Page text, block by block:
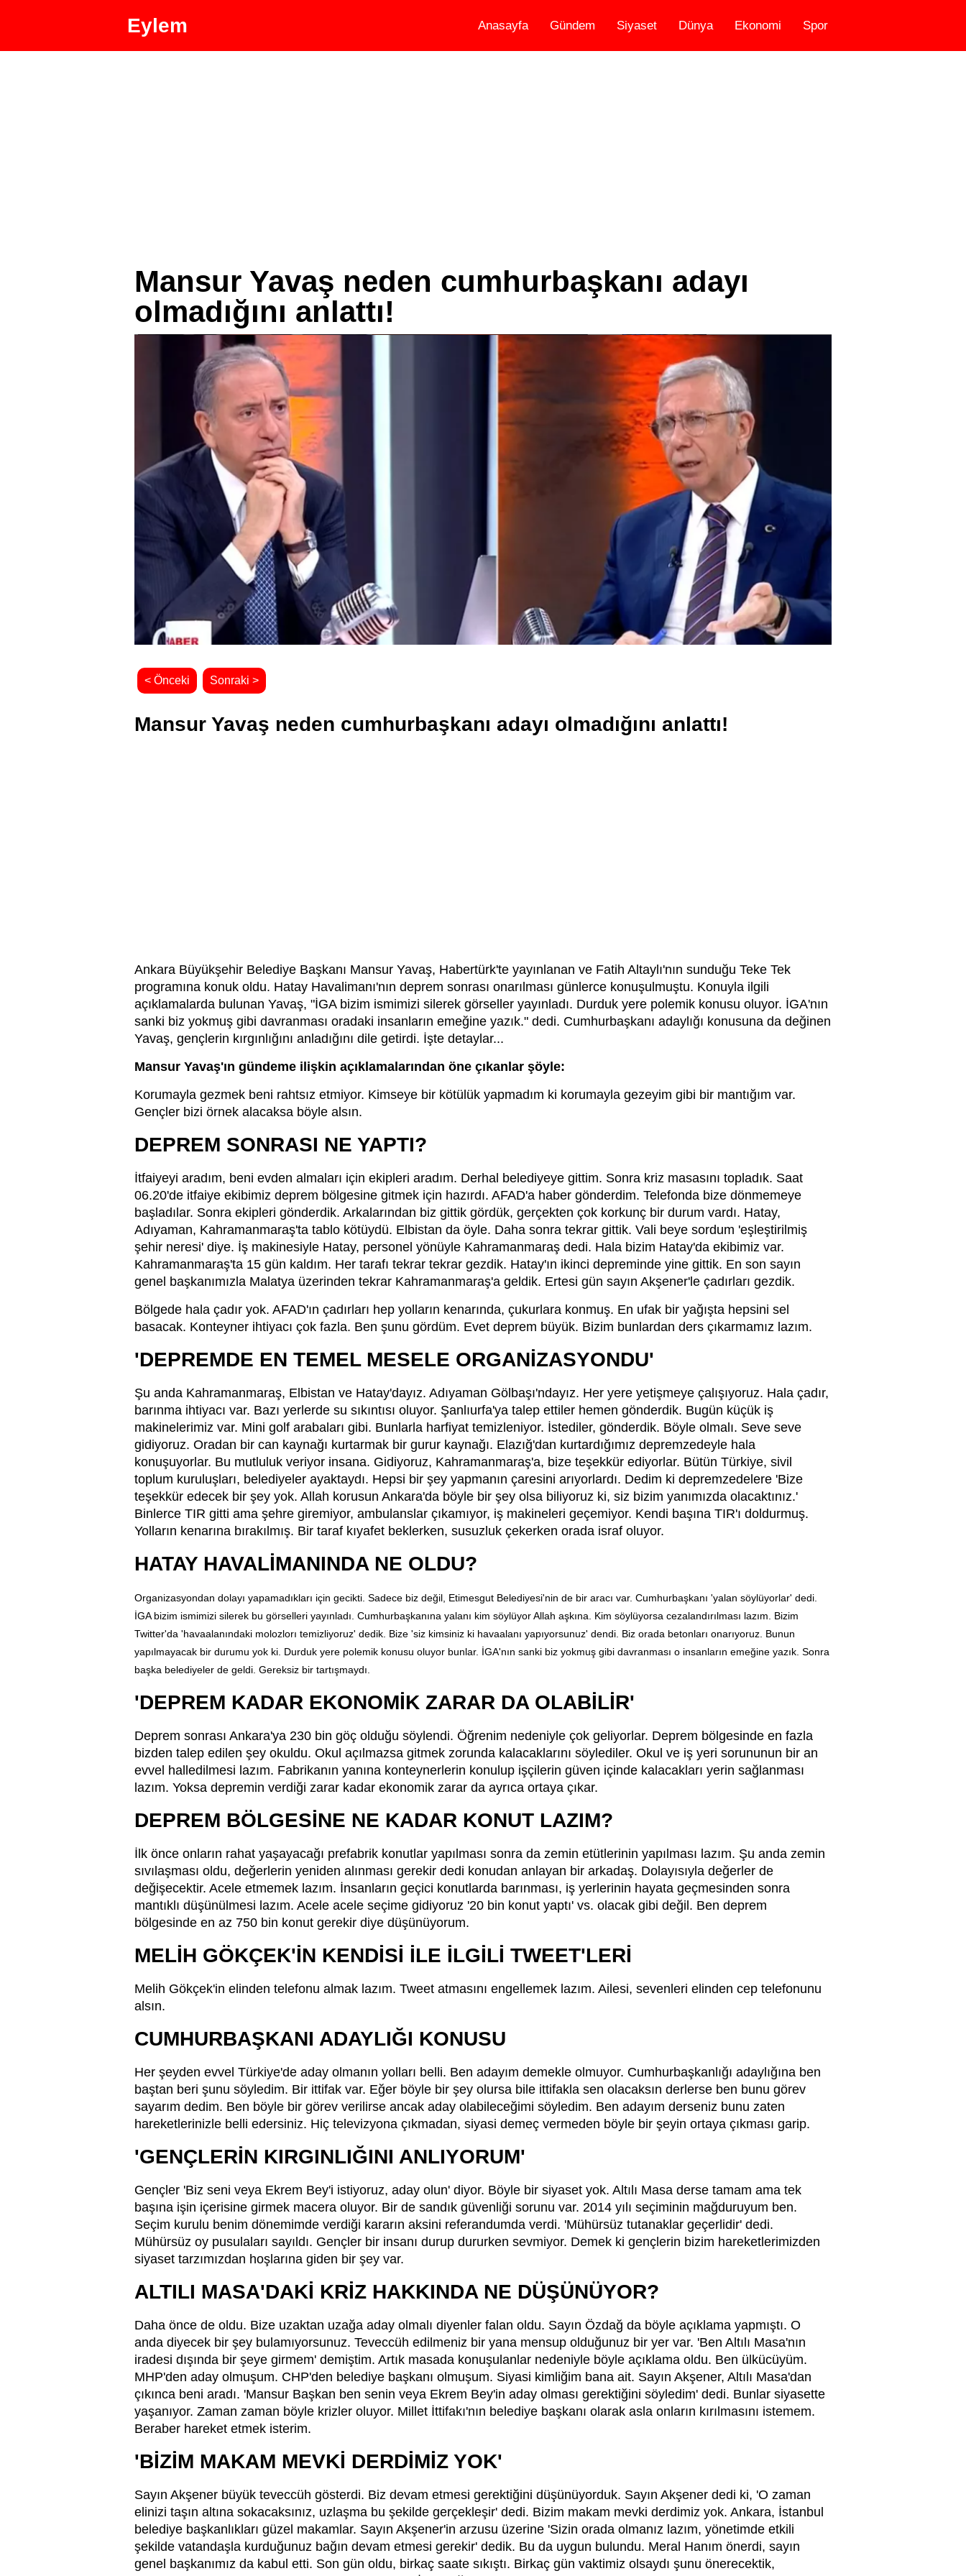
Eylem Anasayfa Gündem Siyaset Dünya Ekonomi Spor
Mansur Yavaş neden cumhurbaşkanı adayı
olmadığını anlattı!
< Önceki Sonraki >
Mansur Yavaş neden cumhurbaşkanı adayı olmadığını anlattı!
Ankara Büyükşehir Belediye Başkanı Mansur Yavaş, Habertürk'te yayınlanan ve Fatih Altaylı'nın sunduğu Teke Tek
programına konuk oldu. Hatay Havalimanı'nın deprem sonrası onarılması günlerce konuşulmuştu. Konuyla ilgili
açıklamalarda bulunan Yavaş, "İGA bizim ismimizi silerek görseller yayınladı. Durduk yere polemik konusu oluyor. İGA'nın
sanki biz yokmuş gibi davranması oradaki insanların emeğine yazık." dedi. Cumhurbaşkanı adaylığı konusuna da değinen
Yavaş, gençlerin kırgınlığını anladığını dile getirdi. İşte detaylar...
Mansur Yavaş'ın gündeme ilişkin açıklamalarından öne çıkanlar şöyle:
Korumayla gezmek beni rahtsız etmiyor. Kimseye bir kötülük yapmadım ki korumayla gezeyim gibi bir mantığım var.
Gençler bizi örnek alacaksa böyle alsın.
DEPREM SONRASI NE YAPTI?
İtfaiyeyi aradım, beni evden almaları için ekipleri aradım. Derhal belediyeye gittim. Sonra kriz masasını topladık. Saat
06.20'de itfaiye ekibimiz deprem bölgesine gitmek için hazırdı. AFAD'a haber gönderdim. Telefonda bize dönmemeye
başladılar. Sonra ekipleri gönderdik. Arkalarından biz gittik gördük, gerçekten çok korkunç bir durum vardı. Hatay,
Adıyaman, Kahramanmaraş'ta tablo kötüydü. Elbistan da öyle. Daha sonra tekrar gittik. Vali beye sordum 'eşleştirilmiş
şehir neresi' diye. İş makinesiyle Hatay, personel yönüyle Kahramanmaraş dedi. Hala bizim Hatay'da ekibimiz var.
Kahramanmaraş'ta 15 gün kaldım. Her tarafı tekrar tekrar gezdik. Hatay'ın ikinci depreminde yine gittik. En son sayın
genel başkanımızla Malatya üzerinden tekrar Kahramanmaraş'a geldik. Ertesi gün sayın Akşener'le çadırları gezdik.
Bölgede hala çadır yok. AFAD'ın çadırları hep yolların kenarında, çukurlara konmuş. En ufak bir yağışta hepsini sel
basacak. Konteyner ihtiyacı çok fazla. Ben şunu gördüm. Evet deprem büyük. Bizim bunlardan ders çıkarmamız lazım.
'DEPREMDE EN TEMEL MESELE ORGANİZASYONDU'
Şu anda Kahramanmaraş, Elbistan ve Hatay'dayız. Adıyaman Gölbaşı'ndayız. Her yere yetişmeye çalışıyoruz. Hala çadır,
barınma ihtiyacı var. Bazı yerlerde su sıkıntısı oluyor. Şanlıurfa'ya talep ettiler hemen gönderdik. Bugün küçük iş
makinelerimiz var. Mini golf arabaları gibi. Bunlarla harfiyat temizleniyor. İstediler, gönderdik. Böyle olmalı. Seve seve
gidiyoruz. Oradan bir can kaynağı kurtarmak bir gurur kaynağı. Elazığ'dan kurtardığımız depremzedeyle hala
konuşuyorlar. Bu mutluluk veriyor insana. Gidiyoruz, Kahramanmaraş'a, bize teşekkür ediyorlar. Bütün Türkiye, sivil
toplum kuruluşları, belediyeler ayaktaydı. Hepsi bir şey yapmanın çaresini arıyorlardı. Dedim ki depremzedelere 'Bize
teşekkür edecek bir şey yok. Allah korusun Ankara'da böyle bir şey olsa biliyoruz ki, siz bizim yanımızda olacaktınız.'
Binlerce TIR gitti ama şehre giremiyor, ambulanslar çıkamıyor, iş makineleri geçemiyor. Kendi başına TIR'ı doldurmuş.
Yolların kenarına bırakılmış. Bir taraf kıyafet beklerken, susuzluk çekerken orada israf oluyor.
HATAY HAVALİMANINDA NE OLDU?
Organizasyondan dolayı yapamadıkları için gecikti. Sadece biz değil, Etimesgut Belediyesi'nin de bir aracı var. Cumhurbaşkanı 'yalan söylüyorlar' dedi.
İGA bizim ismimizi silerek bu görselleri yayınladı. Cumhurbaşkanına yalanı kim söylüyor Allah aşkına. Kim söylüyorsa cezalandırılması lazım. Bizim
Twitter'da 'havaalanındaki molozlorı temizliyoruz' dedik. Bize 'siz kimsiniz ki havaalanı yapıyorsunuz' dendi. Biz orada betonları onarıyoruz. Bunun
yapılmayacak bir durumu yok ki. Durduk yere polemik konusu oluyor bunlar. İGA'nın sanki biz yokmuş gibi davranması o insanların emeğine yazık. Sonra
başka belediyeler de geldi. Gereksiz bir tartışmaydı.
'DEPREM KADAR EKONOMİK ZARAR DA OLABİLİR'
Deprem sonrası Ankara'ya 230 bin göç olduğu söylendi. Öğrenim nedeniyle çok geliyorlar. Deprem bölgesinde en fazla
bizden talep edilen şey okuldu. Okul açılmazsa gitmek zorunda kalacaklarını söylediler. Okul ve iş yeri sorununun bir an
evvel halledilmesi lazım. Fabrikanın yanına konteynerlerin konulup işçilerin güven içinde kalacakları yerin sağlanması
lazım. Yoksa depremin verdiği zarar kadar ekonomik zarar da ayrıca ortaya çıkar.
DEPREM BÖLGESİNE NE KADAR KONUT LAZIM?
İlk önce onların rahat yaşayacağı prefabrik konutlar yapılması sonra da zemin etütlerinin yapılması lazım. Şu anda zemin
sıvılaşması oldu, değerlerin yeniden alınması gerekir dedi konudan anlayan bir arkadaş. Dolayısıyla değerler de
değişecektir. Acele etmemek lazım. İnsanların geçici konutlarda barınması, iş yerlerinin hayata geçmesinden sonra
mantıklı düşünülmesi lazım. Acele acele seçime gidiyoruz '20 bin konut yaptı' vs. olacak gibi değil. Ben deprem
bölgesinde en az 750 bin konut gerekir diye düşünüyorum.
MELİH GÖKÇEK'İN KENDİSİ İLE İLGİLİ TWEET'LERİ
Melih Gökçek'in elinden telefonu almak lazım. Tweet atmasını engellemek lazım. Ailesi, sevenleri elinden cep telefonunu
alsın.
CUMHURBAŞKANI ADAYLIĞI KONUSU
Her şeyden evvel Türkiye'de aday olmanın yolları belli. Ben adayım demekle olmuyor. Cumhurbaşkanlığı adaylığına ben
baştan beri şunu söyledim. Bir ittifak var. Eğer böyle bir şey olursa bile ittifakla sen olacaksın derlerse ben bunu görev
sayarım dedim. Ben böyle bir görev verilirse ancak aday olabileceğimi söyledim. Ben adayım derseniz bunu zaten
hareketlerinizle belli edersiniz. Hiç televizyona çıkmadan, siyasi demeç vermeden böyle bir şeyin ortaya çıkması garip.
'GENÇLERİN KIRGINLIĞINI ANLIYORUM'
Gençler 'Biz seni veya Ekrem Bey'i istiyoruz, aday olun' diyor. Böyle bir siyaset yok. Altılı Masa derse tamam ama tek
başına işin içerisine girmek macera oluyor. Bir de sandık güvenliği sorunu var. 2014 yılı seçiminin mağduruyum ben.
Seçim kurulu benim dönemimde verdiği kararın aksini referandumda verdi. 'Mühürsüz tutanaklar geçerlidir' dedi.
Mühürsüz oy pusulaları sayıldı. Gençler bir insanı durup dururken sevmiyor. Demek ki gençlerin bizim hareketlerimizden
siyaset tarzımızdan hoşlarına giden bir şey var.
ALTILI MASA'DAKİ KRİZ HAKKINDA NE DÜŞÜNÜYOR?
Daha önce de oldu. Bize uzaktan uzağa aday olmalı diyenler falan oldu. Sayın Özdağ da böyle açıklama yapmıştı. O
anda diyecek bir şey bulamıyorsunuz. Teveccüh edilmeniz bir yana mensup olduğunuz bir yer var. 'Ben Altılı Masa'nın
iradesi dışında bir şeye girmem' demiştim. Artık masada konuşulanlar nedeniyle böyle açıklama oldu. Ben ülkücüyüm.
MHP'den aday olmuşum. CHP'den belediye başkanı olmuşum. Siyasi kimliğim bana ait. Sayın Akşener, Altılı Masa'dan
çıkınca beni aradı. 'Mansur Başkan ben senin veya Ekrem Bey'in aday olması gerektiğini söyledim' dedi. Bunlar siyasette
yaşanıyor. Zaman zaman böyle krizler oluyor. Millet İttifakı'nın belediye başkanı olarak asla onların kırılmasını istemem.
Beraber hareket etmek isterim.
'BİZİM MAKAM MEVKİ DERDİMİZ YOK'
Sayın Akşener büyük teveccüh gösterdi. Biz devam etmesi gerektiğini düşünüyorduk. Sayın Akşener dedi ki, 'O zaman
elinizi taşın altına sokacaksınız, uzlaşma bu şekilde gerçekleşir' dedi. Bizim makam mevki derdimiz yok. Ankara, İstanbul
belediye başkanlıkları güzel makamlar. Sayın Akşener'in arzusu üzerine 'Sizin orada olmanız lazım, yönetimde etkili
şekilde vatandaşla kurduğunuz bağın devam etmesi gerekir' dedik. Bu da uygun bulundu. Meral Hanım önerdi, sayın
genel başkanımız da kabul etti. Son gün oldu, birkaç saate sıkıştı. Birkaç gün vaktimiz olsaydı şunu önerecektik,